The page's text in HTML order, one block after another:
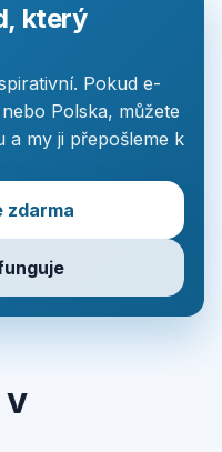
který
Pokud e-
Polska, můžete
a my ji přepošleme k
zdarma
v